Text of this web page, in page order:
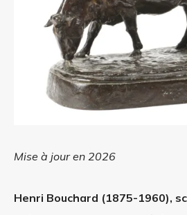
Mise à jour en 2026
Henri Bouchard (1875-1960),